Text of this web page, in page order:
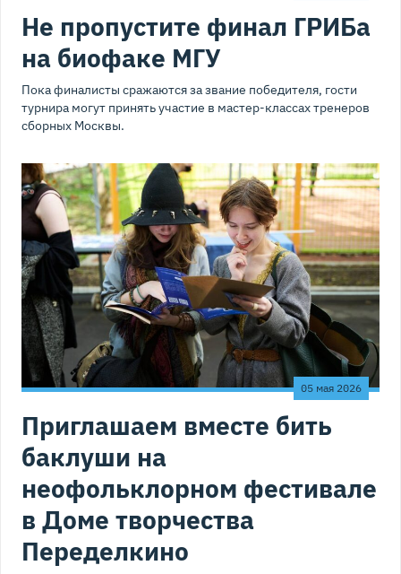
Не пропустите финал ГРИБа
на биофаке МГУ
Пока финалисты сражаются за звание победителя, гости
турнира могут принять участие в мастер-классах тренеров
сборных Москвы.
05 мая 2026
Приглашаем вместе бить
баклуши на
неофольклорном фестивале
в Доме творчества
Переделкино